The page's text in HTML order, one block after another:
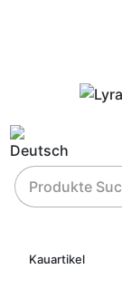
Kauartikel